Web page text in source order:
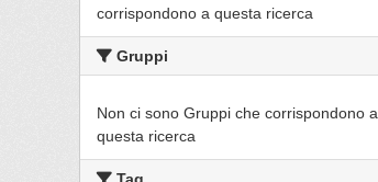
corrispondono a questa ricerca
Gruppi
Non ci sono Gruppi che corrispondono a
questa ricerca